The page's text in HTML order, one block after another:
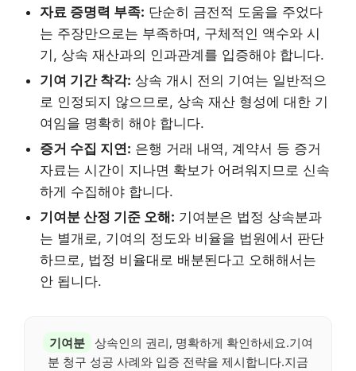
자료 증명력 부족: 단순히 금전적 도움을 주었다
는 주장만으로는 부족하며, 구체적인 액수와 시
기, 상속 재산과의 인과관계를 입증해야 합니다.
기여 기간 착각: 상속 개시 전의 기여는 일반적으
로 인정되지 않으므로, 상속 재산 형성에 대한 기
여임을 명확히 해야 합니다.
증거 수집 지연: 은행 거래 내역, 계약서 등 증거
자료는 시간이 지나면 확보가 어려워지므로 신속
하게 수집해야 합니다.
기여분 산정 기준 오해: 기여분은 법정 상속분과
는 별개로, 기여의 정도와 비율을 법원에서 판단
하므로, 법정 비율대로 배분된다고 오해해서는
안 됩니다.
기여분 상속인의 권리, 명확하게 확인하세요.기여
분 청구 성공 사례와 입증 전략을 제시합니다.지금